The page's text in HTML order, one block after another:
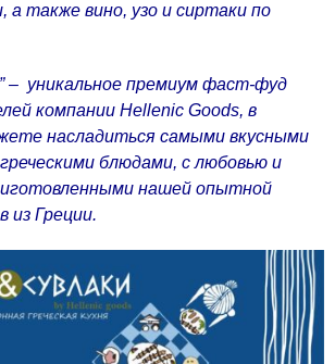
а также вино, узо и сиртаки по
– уникальное премиум фаст-фуд
компании Hellenic Goods, в
насладиться самыми вкусными
блюдами, с любовью и
нашей опытной
из Греции.